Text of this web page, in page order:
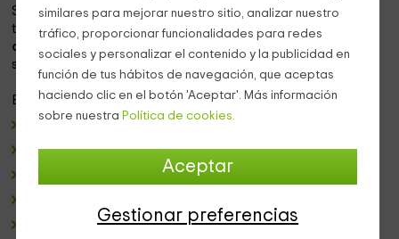
similares para mejorar nuestro sitio, analizar nuestro
tráfico, proporcionar funcionalidades para redes
sociales y personalizar el contenido y la publicidad en
función de tus hábitos de navegación, que aceptas
haciendo clic en el botón 'Aceptar'. Más información
sobre nuestra Política de cookies.
Aceptar
Gestionar preferencias
Si estás pensado en una escapada con tus amigos,
tenemos el lugar perfecto para ti. Nuestra casa, tiene
capacidad para 8 personas
, pudiendo añadir una cama
supletoria.
El alojamiento consta:
Cocina
Piscina privada